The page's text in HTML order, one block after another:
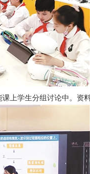
上学生分组讨论中。资